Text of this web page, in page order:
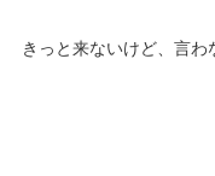
きっと来ないけど、言わ